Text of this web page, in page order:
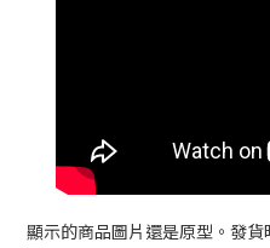
顯示的商品圖片還是原型。發